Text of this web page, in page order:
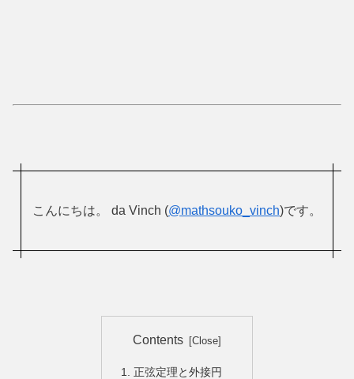
こんにちは。 da Vinch (@mathsouko_vinch)です。
Contents
正弦定理と外接円